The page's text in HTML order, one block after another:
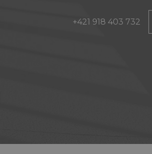
+421 918 403 732